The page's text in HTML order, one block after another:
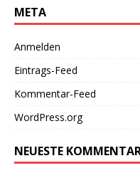
META
Anmelden
Eintrags-Feed
Kommentar-Feed
WordPress.org
NEUESTE